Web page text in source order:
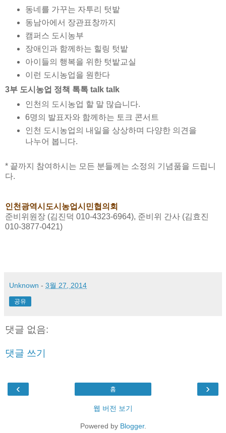
동네를 가꾸는 자투리 텃밭
동남아에서 장관표창까지
캠퍼스 도시농부
장애인과 함께하는 힐링 텃밭
아이들의 행복을 위한 텃밭교실
이런 도시농업을 원한다
3부 도시농업 정책 톡톡 talk talk
인천의 도시농업 할 말 많습니다.
6명의 발표자와 함께하는 토크 콘서트
인천 도시농업의 내일을 상상하며 다양한 의견을
나누어 봅니다.
* 끝까지 참여하시는 모든 분들께는 소정의 기념품을 드립니
다.
인천광역시도시농업시민협의회
준비위원장 (김진덕 010-4323-6964), 준비위 간사 (김효진
010-3877-0421)
Unknown - 3월 27, 2014
공유
댓글 없음:
댓글 쓰기
‹ ›
홈
웹 버전 보기
Powered by Blogger.